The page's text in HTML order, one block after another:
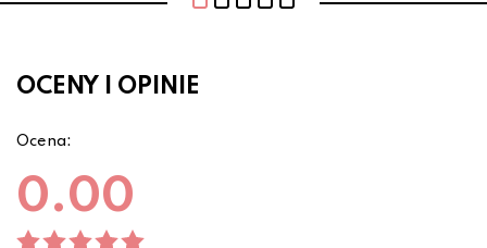
OCENY I OPINIE
Ocena:
0.00